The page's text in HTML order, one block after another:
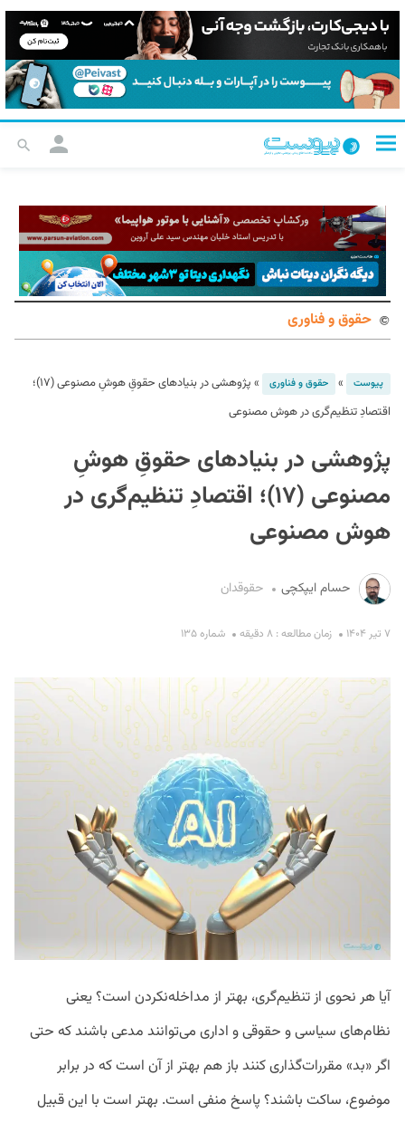
حقوق و فناوری
پیوست » حقوق و فناوری »
پژوهشی در بنیادهای حقوقِ هوشِ مصنوعی (۱۷)؛
اقتصادِ تنظیم‌گری در هوش مصنوعی
پژوهشی در بنیادهای حقوقِ هوشِ
مصنوعی (۱۷)؛ اقتصادِ تنظیم‌گری در
هوش مصنوعی
حسام ایپکچی حقوقدان
۷ تیر ۱۴۰۴ زمان مطالعه : ۸ دقیقه شماره ۱۳۵
آیا هر نحوی از تنظیم‌گری، بهتر از مداخله‌نکردن است؟ یعنی
نظام‌های سیاسی و حقوقی و اداری می‌توانند مدعی باشند که حتی
اگر «بد» مقررات‌گذاری کنند باز هم بهتر از آن است که در برابر
موضوع، ساکت باشند؟ پاسخ منفی است. بهتر است با این قبیل